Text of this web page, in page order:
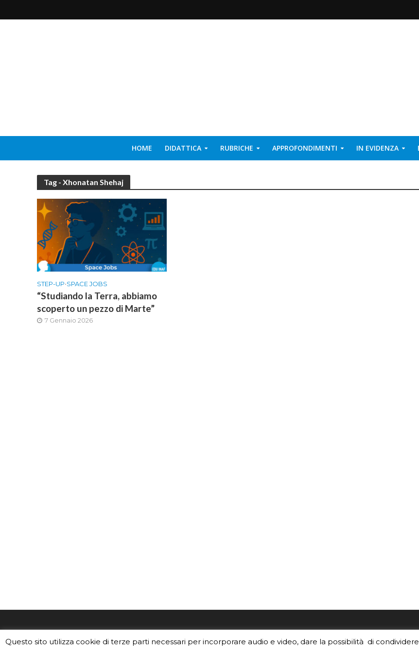
HOME DIDATTICA RUBRICHE APPROFONDIMENTI IN EVIDENZA
Tag - Xhonatan Shehaj
STEP-UP•SPACE JOBS
“Studiando la Terra, abbiamo
scoperto un pezzo di Marte”
7 Gennaio 2026
divulgazione dell'INAF,Istituto
Leggi i Crediti.
risponde, per inviarci
Questo sito utilizza cookie di terze parti necessari per incorporare audio e video, dare la possibilità di